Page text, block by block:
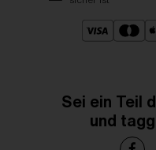
Sei ein Teil
und